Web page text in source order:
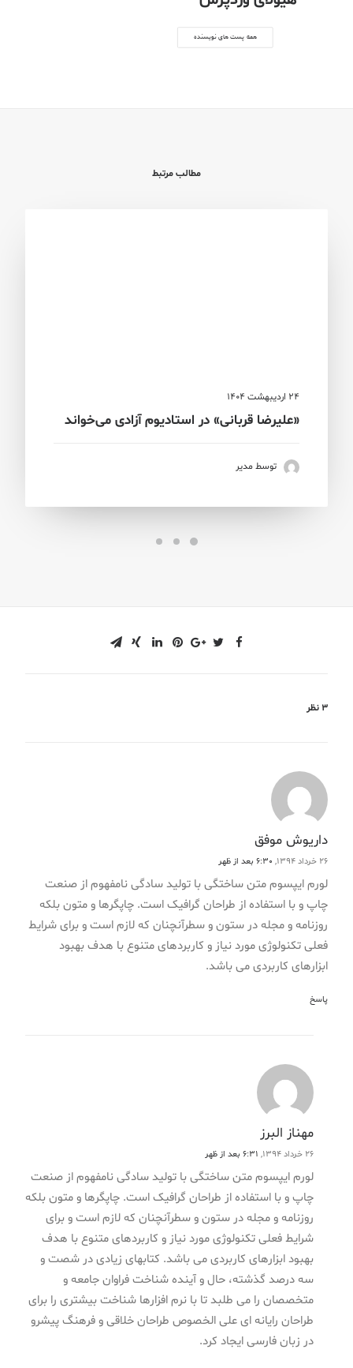
همه پست های نویسنده
مطالب مرتبط
24 اردیبهشت 1404
«علیرضا قربانی» در استادیوم آزادی می‌خواند
توسط مدیر
3 نظر
داریوش موفق
26 خرداد 1394, 6:30 بعد از ظهر
لورم ایپسوم متن ساختگی با تولید سادگی نامفهوم از صنعت
چاپ و با استفاده از طراحان گرافیک است. چاپگرها و متون بلکه
روزنامه و مجله در ستون و سطرآنچنان که لازم است و برای شرایط
فعلی تکنولوژی مورد نیاز و کاربردهای متنوع با هدف بهبود
ابزارهای کاربردی می باشد.
پاسخ
مهناز البرز
26 خرداد 1394, 6:31 بعد از ظهر
لورم ایپسوم متن ساختگی با تولید سادگی نامفهوم از صنعت
چاپ و با استفاده از طراحان گرافیک است. چاپگرها و متون بلکه
روزنامه و مجله در ستون و سطرآنچنان که لازم است و برای
شرایط فعلی تکنولوژی مورد نیاز و کاربردهای متنوع با هدف
بهبود ابزارهای کاربردی می باشد. کتابهای زیادی در شصت و
سه درصد گذشته، حال و آینده شناخت فراوان جامعه و
متخصصان را می طلبد تا با نرم افزارها شناخت بیشتری را برای
طراحان رایانه ای علی الخصوص طراحان خلاقی و فرهنگ پیشرو
در زبان فارسی ایجاد کرد.